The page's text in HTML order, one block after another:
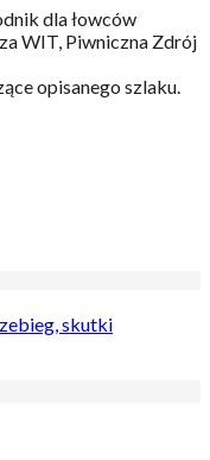
dla łowców
WIT, Piwniczna Zdrój
opisanego szlaku.
skutki